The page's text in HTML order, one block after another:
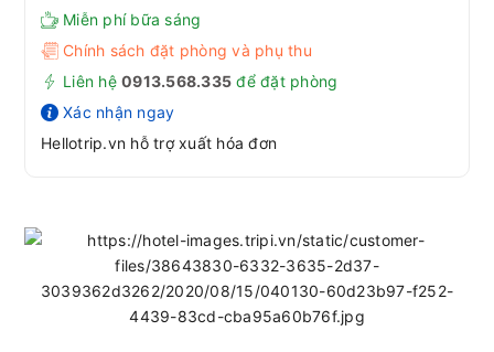
Miễn phí bữa sáng
Chính sách đặt phòng và phụ thu
Liên hệ 0913.568.335 để đặt phòng
Xác nhận ngay
Hellotrip.vn hỗ trợ xuất hóa đơn